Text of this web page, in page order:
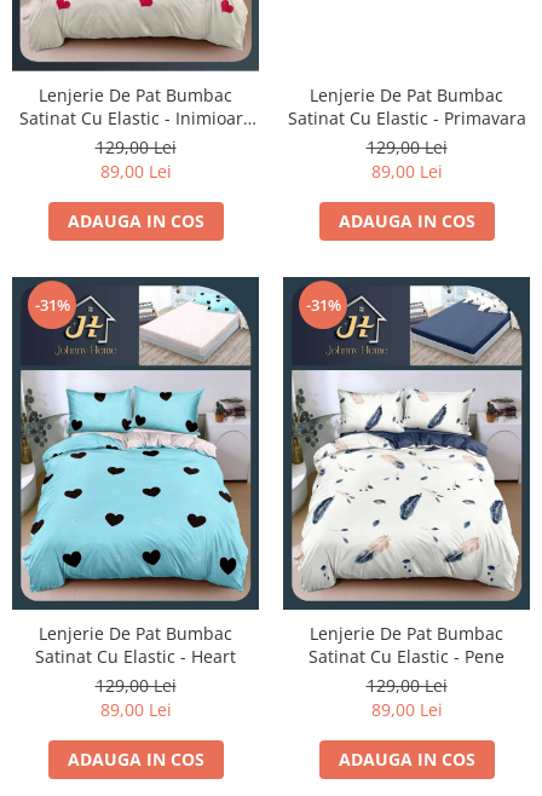
Lenjerie De Pat Bumbac
Satinat Cu Elastic - Inimioare
Roz
129,00 Lei
89,00 Lei
ADAUGA IN COS
Lenjerie De Pat Bumbac
Satinat Cu Elastic - Primavara
129,00 Lei
89,00 Lei
ADAUGA IN COS
-31%
Lenjerie De Pat Bumbac
Satinat Cu Elastic - Heart
129,00 Lei
89,00 Lei
ADAUGA IN COS
-31%
Lenjerie De Pat Bumbac
Satinat Cu Elastic - Pene
129,00 Lei
89,00 Lei
ADAUGA IN COS